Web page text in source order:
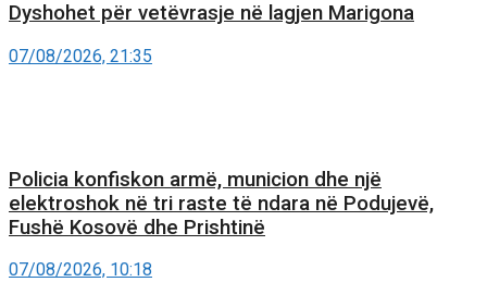
Dyshohet për vetëvrasje në lagjen Marigona
07/08/2026, 21:35
Policia konfiskon armë, municion dhe një
elektroshok në tri raste të ndara në Podujevë,
Fushë Kosovë dhe Prishtinë
07/08/2026, 10:18